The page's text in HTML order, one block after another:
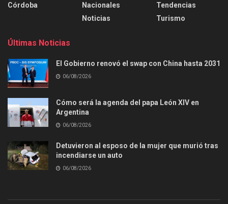
Córdoba
Nacionales
Noticias
Tendencias
Turismo
Últimas Noticias
El Gobierno renovó el swap con China hasta 2031
06/08/2026
Cómo será la agenda del papa León XIV en
Argentina
06/08/2026
Detuvieron al esposo de la mujer que murió tras
incendiarse un auto
06/08/2026